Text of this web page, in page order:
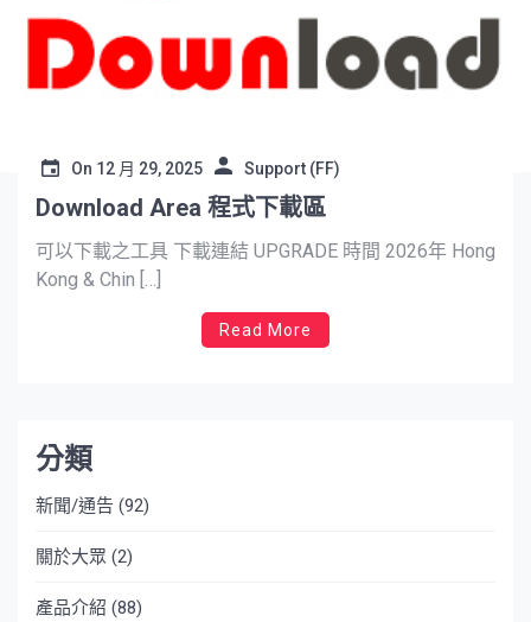
On 12 月 29, 2025 Support (FF)
Download Area 程式下載區
可以下載之工具 下載連結 UPGRADE 時間 2026年 Hong
Kong & Chin […]
Read More
分類
新聞/通告 (92)
關於大眾 (2)
產品介紹 (88)